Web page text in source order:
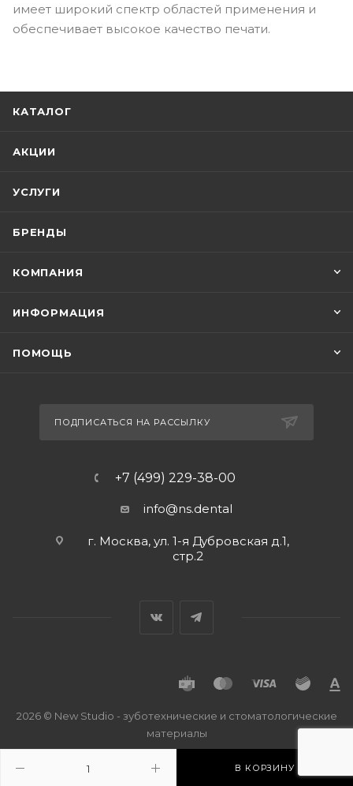
В КОРЗИНУ
имеет широкий спектр областей применения и
обеспечивает высокое качество печати.
КАТАЛОГ
АКЦИИ
УСЛУГИ
БРЕНДЫ
КОМПАНИЯ
ИНФОРМАЦИЯ
ПОМОЩЬ
ПОДПИСАТЬСЯ НА РАССЫЛКУ
+7 (499) 229-38-00
info@ns.dental
г. Москва, ул. 1-я Дубровская д.1,
стр.2
2026 © New Studio - зуботехнические и стоматологические
материалы